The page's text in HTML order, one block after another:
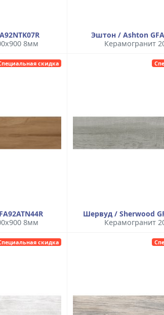
8мм
Эштон / Ashton
Керамогранит
скидка
8мм
Шервуд / Sherwood
Керамогранит
скидка